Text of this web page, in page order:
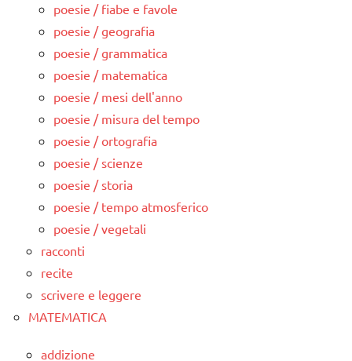
poesie / fiabe e favole
poesie / geografia
poesie / grammatica
poesie / matematica
poesie / mesi dell'anno
poesie / misura del tempo
poesie / ortografia
poesie / scienze
poesie / storia
poesie / tempo atmosferico
poesie / vegetali
racconti
recite
scrivere e leggere
MATEMATICA
addizione